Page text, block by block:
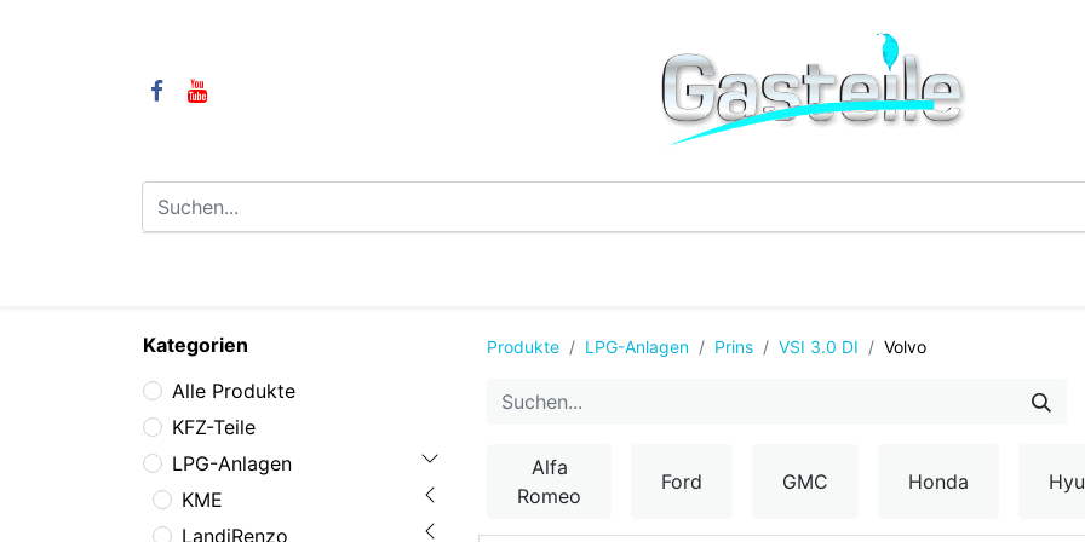
Kategorien
Alle Produkte
KFZ-Teile
LPG-Anlagen
KME
LandiRenzo
Produkte LPG-Anlagen Prins VSI 3.0 DI Volvo
Alfa
Romeo
Ford GMC Honda